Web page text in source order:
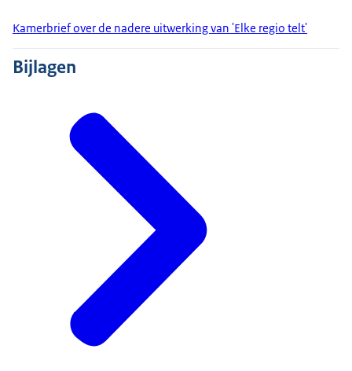
Kamerbrief over de nadere uitwerking van 'Elke regio telt'
Bijlagen